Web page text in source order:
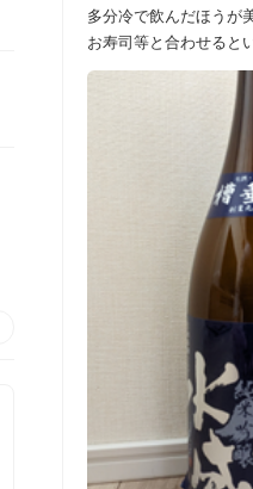
多分冷で飲んだほうが
お寿司等と合わせると